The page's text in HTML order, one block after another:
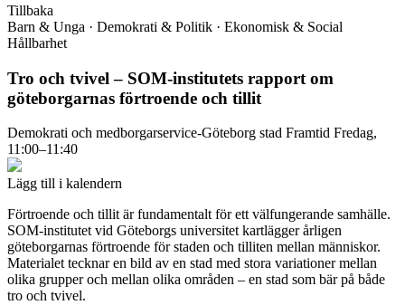
Tillbaka
Barn & Unga · Demokrati & Politik · Ekonomisk & Social
Hållbarhet
Tro och tvivel – SOM-institutets rapport om
göteborgarnas förtroende och tillit
Demokrati och medborgarservice-Göteborg stad Framtid Fredag,
11:00–11:40
Lägg till i kalendern
Förtroende och tillit är fundamentalt för ett välfungerande samhälle.
SOM-institutet vid Göteborgs universitet kartlägger årligen
göteborgarnas förtroende för staden och tilliten mellan människor.
Materialet tecknar en bild av en stad med stora variationer mellan
olika grupper och mellan olika områden – en stad som bär på både
tro och tvivel.